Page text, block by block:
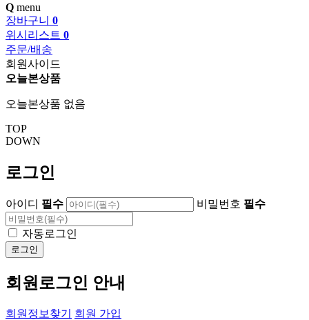
Q menu
장바구니 0
위시리스트 0
주문/배송
회원사이드
오늘본상품
오늘본상품 없음
TOP
DOWN
로그인
아이디 필수 비밀번호 필수
자동로그인
회원로그인 안내
회원정보찾기 회원 가입